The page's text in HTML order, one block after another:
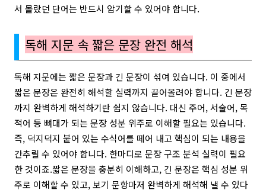
서 몰랐던 단어는 반드시 암기할 수 있어야 합니다.
독해 지문 속 짧은 문장 완전 해석
독해 지문에는 짧은 문장과 긴 문장이 섞여 있습니다. 이 중에서
짧은 문장은 완전히 해석할 실력까지 끌어올려야 합니다. 긴 문장
까지 완벽하게 해석하기란 쉽지 않습니다. 대신 주어, 서술어, 목
적어 등 뼈대가 되는 문장 성분 위주로 이해할 필요는 있습니다.
즉, 덕지덕지 붙어 있는 수식어를 떼어 내고 핵심이 되는 내용을
간추릴 수 있어야 합니다. 한마디로 문장 구조 분석 실력이 필요
한 것이죠.짧은 문장을 충분히 이해하고, 긴 문장은 핵심 성분 위
주로 이해할 수 있고, 보기 문항마저 완벽하게 해석해 낼 수 있다